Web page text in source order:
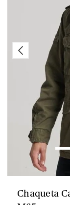
Chaqueta